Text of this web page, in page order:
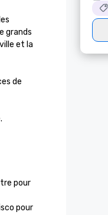
grands
et la
de
pour
pour